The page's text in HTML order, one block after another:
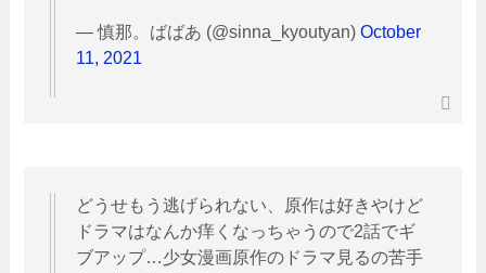
— 慎那。ばばあ (@sinna_kyoutyan)October
11, 2021
どうせもう逃げられない、原作は好きやけど
ドラマはなんか痒くなっちゃうので2話でギ
ブアップ…少女漫画原作のドラマ見るの苦手